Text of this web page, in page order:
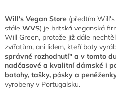
Will's Vegan Store (předtím
stále WVS) je britská veganská
Will Green, protože již dále
zvířatům, ani lidem, kteří boty
správné rozhodnutí" a v tomto
nadčasové a kvalitní dámské i
batohy, tašky, pásky a
vyrobeny v Portugalsku.